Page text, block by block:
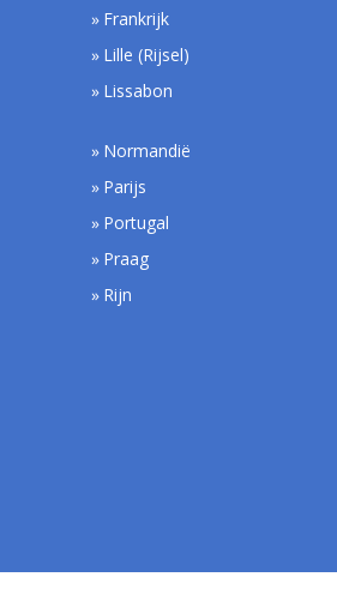
Frankrijk
Lille (Rijsel)
Lissabon
Normandië
Parijs
Portugal
Praag
Rijn